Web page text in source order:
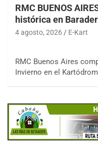
RMC BUENOS
histórica en
4 agosto, 2026 E-Kart
RMC Buenos Aires
Invierno en el